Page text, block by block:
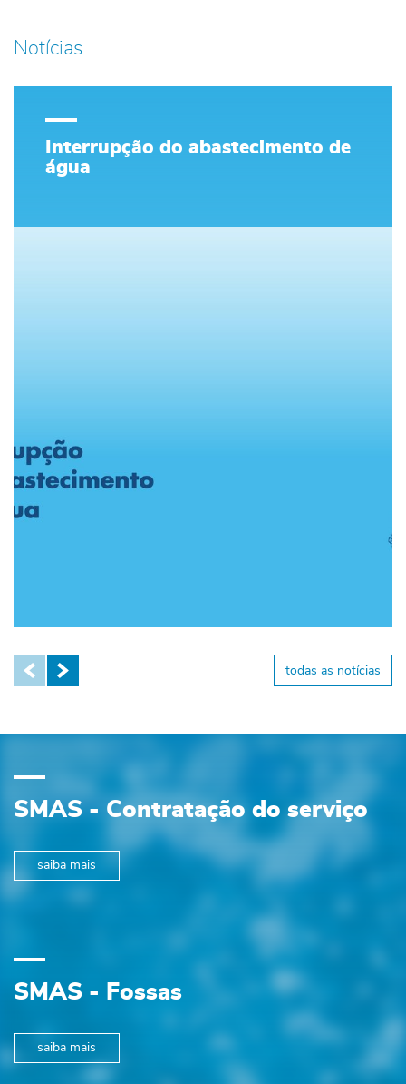
Notícias
Interrupção do abastecimento de
água
todas as notícias
SMAS - Contratação do serviço
saiba mais
SMAS - Fossas
saiba mais